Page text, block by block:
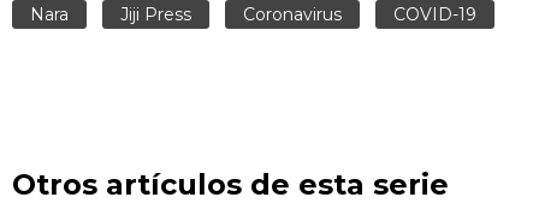
Nara Jiji Press Coronavirus COVID-19
Otros artículos de esta serie